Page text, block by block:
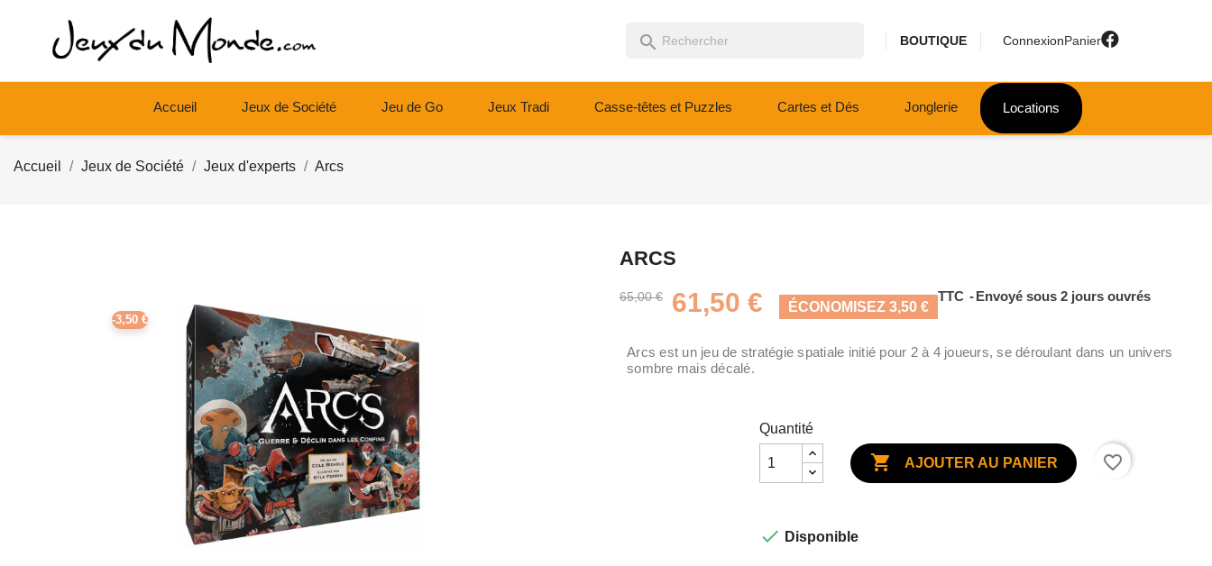
search BOUTIQUE ConnexionPanier
Accueil Jeux de Société Jeu de Go Jeux Tradi Casse-têtes et Puzzles Cartes et Dés Jonglerie Locations
Accueil Jeux de Société Jeux d'experts Arcs
-3,50 €
ARCS
65,00 € 61,50 € ÉCONOMISEZ 3,50 €
TTC Envoyé sous 2 jours ouvrés
Arcs est un jeu de stratégie spatiale initié pour 2 à 4 joueurs, se déroulant dans un univers
sombre mais décalé.
Quantité
 AJOUTER AU PANIER favorite_border
 Disponible